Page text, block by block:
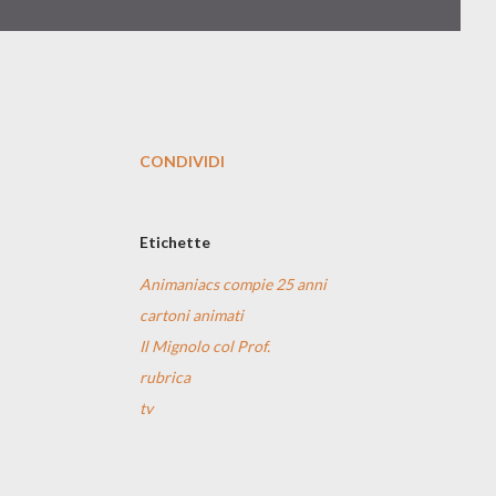
CONDIVIDI
Etichette
Animaniacs compie 25 anni
cartoni animati
Il Mignolo col Prof.
rubrica
tv